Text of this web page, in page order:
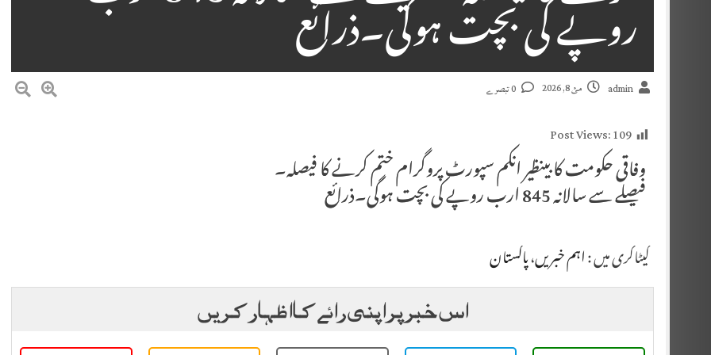
روپے کی بچت ہوگی۔ذرائع
admin مئ 8, 2026
Post Views:109
وفاقی حکومت کا بینظیر انکم سپورٹ پروگرام ختم کرنے کا فیصلہ۔
فیصلے سے سالانہ 845 ارب روپے کی بچت ہوگی۔ذرائع
کیٹاگری میں :اہم خبریں،پاکستان
اس خبر پر اپنی رائے کا اظہار کریں